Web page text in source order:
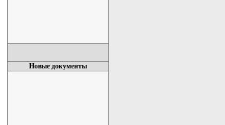
Новые документы